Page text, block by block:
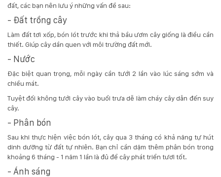
đất, các bạn nên lưu ý những vấn đề sau:
- Đất trồng cây
Làm đất tơi xốp, bón lót trước khi thả bầu ươm cây giống là điều cần
thiết. Giúp cây dần quen với môi trường đất mới.
- Nước
Đặc biệt quan trọng, mỗi ngày cần tưới 2 lần vào lúc sáng sớm và
chiều mát.
Tuyệt đối không tưới cây vào buổi trưa dễ làm cháy cây dẫn đến suy
cây.
- Phân bón
Sau khi thực hiện việc bón lót, cây qua 3 tháng có khả năng tự hút
dinh dưỡng từ đất tự nhiên. Bạn chỉ cần dặm thêm phân bón trong
khoảng 6 tháng - 1 năm 1 lần là đủ để cây phát triển tươi tốt.
- Ánh sáng